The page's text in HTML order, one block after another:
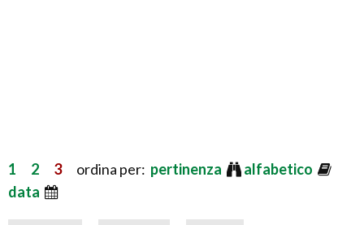
1 2 3ordina per: pertinenza
alfabetico
data